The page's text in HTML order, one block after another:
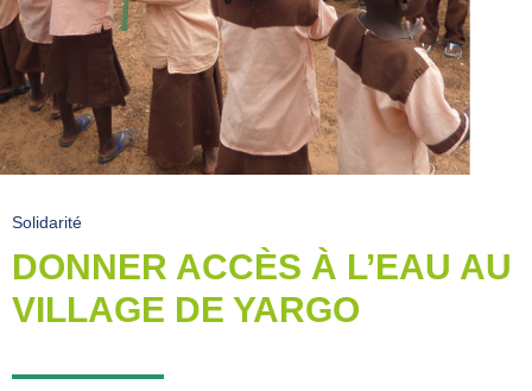
Solidarité
DONNER ACCÈS À L’EAU AU
VILLAGE DE YARGO